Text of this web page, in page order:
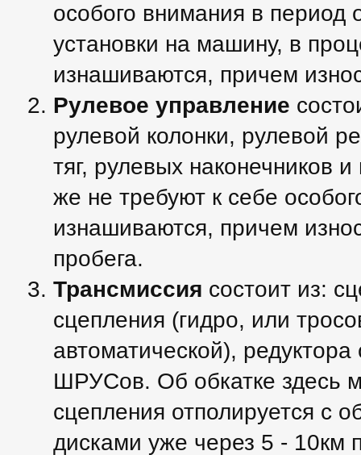
особого внимания в период
установки на машину, в
изнашиваются, причем
Рулевое управление
рулевой колонки, рулевой
тяг, рулевых наконечников
же не требуют к себе
изнашиваются, причем
пробега.
Трансмиссия состоит из:
сцепления (гидро, или
автоматической),
ШРУСов. Об обкатке здесь
сцепления отполируется с
дисками уже через 5 - 10км